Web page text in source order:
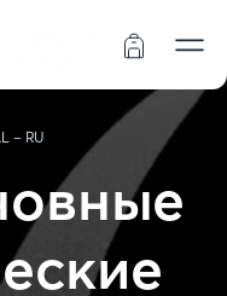
- RU